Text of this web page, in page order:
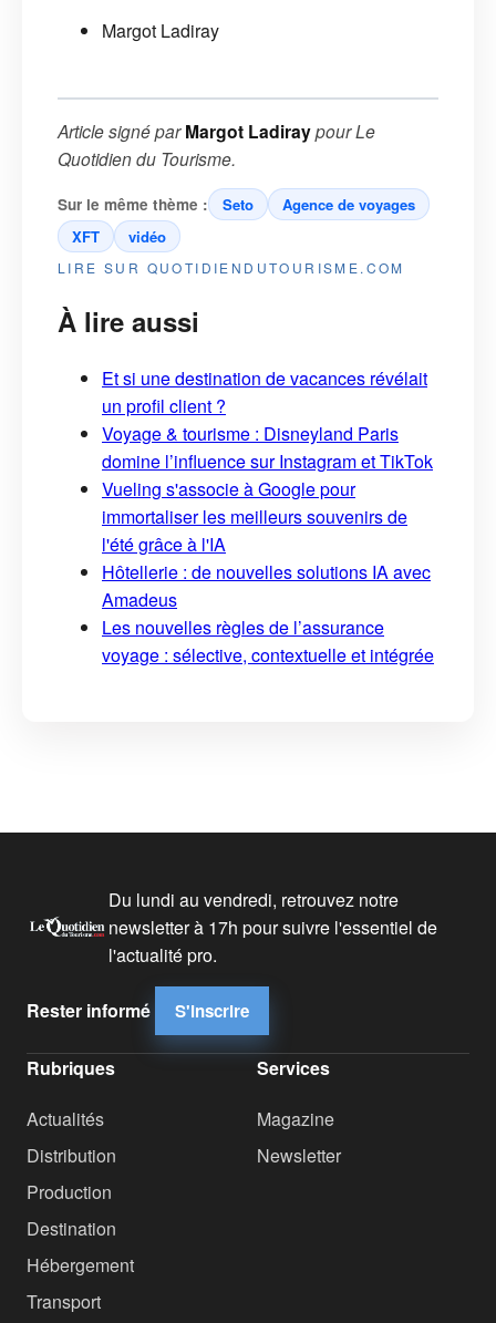
Margot Ladiray
Article signé parMargot LadiraypourLe
Quotidien du Tourisme.
Sur le même thème : Seto
Agence de voyages
XFT
vidéo
LIRE SUR QUOTIDIENDUTOURISME.COM
À lire aussi
Et si une destination de vacances révélait
un profil client ?
Voyage & tourisme : Disneyland Paris
domine l’influence sur Instagram et TikTok
Vueling s'associe à Google pour
immortaliser les meilleurs souvenirs de
l'été grâce à l'IA
Hôtellerie : de nouvelles solutions IA avec
Amadeus
Les nouvelles règles de l’assurance
voyage : sélective, contextuelle et intégrée
Du lundi au vendredi, retrouvez notre
newsletter à 17h pour suivre l'essentiel de
l'actualité pro.
Rester informé S'inscrire
Rubriques
Actualités
Distribution
Production
Destination
Hébergement
Transport
Services
Magazine
Newsletter